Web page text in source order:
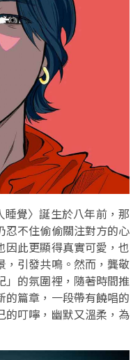
睡覺〉誕生於八年前，那
忍不住偷偷關注對方的心
因此更顯得真實可愛，也
，引發共鳴。然而，龔敬
」的氛圍裡，隨著時間推
的篇章，一段帶有饒唱的
的叮嚀，幽默又溫柔，為